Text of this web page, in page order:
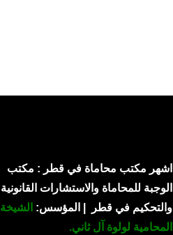
اشهر مكتب محاماة في قطر : مكتب
الوجبة للمحاماة والاستشارات القانونية
والتحكيم في قطر | المؤسس: الشيخة
المحامية لولوة آل ثاني.